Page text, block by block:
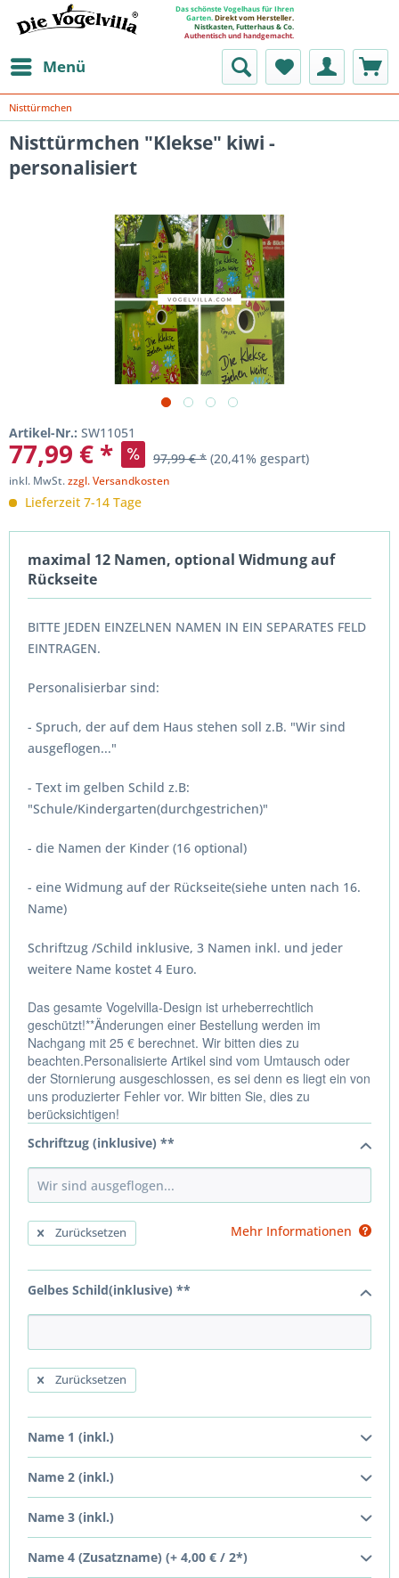
Das schönste Vogelhaus für Ihren
Garten. Direkt vom Hersteller.
Nistkasten, Futterhaus & Co.
Authentisch und handgemacht.
Menü
Nisttürmchen
Nisttürmchen "Klekse" kiwi -
personalisiert
Artikel-Nr.: SW11051
77,99 € * 97,99 € * (20,41% gespart)
inkl. MwSt.zzgl. Versandkosten
Lieferzeit 7-14 Tage
maximal 12 Namen, optional Widmung auf
Rückseite
BITTE JEDEN EINZELNEN NAMEN IN EIN SEPARATES FELD
EINTRAGEN.
Personalisierbar sind:
- Spruch, der auf dem Haus stehen soll z.B. "Wir sind
ausgeflogen..."
- Text im gelben Schild z.B:
"Schule/Kindergarten(durchgestrichen)"
- die Namen der Kinder (16 optional)
- eine Widmung auf der Rückseite(siehe unten nach 16.
Name)
Schriftzug /Schild inklusive, 3 Namen inkl. und jeder
weitere Name kostet 4 Euro.
Das gesamte Vogelvilla-Design ist urheberrechtlich
geschützt!**Änderungen einer Bestellung werden im
Nachgang mit 25 € berechnet. Wir bitten dies zu
beachten.Personalisierte Artikel sind vom Umtausch oder
der Stornierung ausgeschlossen, es sei denn es liegt ein von
uns produzierter Fehler vor. Wir bitten Sie, dies zu
berücksichtigen!
Schriftzug (inklusive) **
Zurücksetzen Mehr Informationen
Gelbes Schild(inklusive) **
Zurücksetzen
Name 1 (inkl.)
Name 2 (inkl.)
Name 3 (inkl.)
Name 4 (Zusatzname) (+ 4,00 € / 2*)